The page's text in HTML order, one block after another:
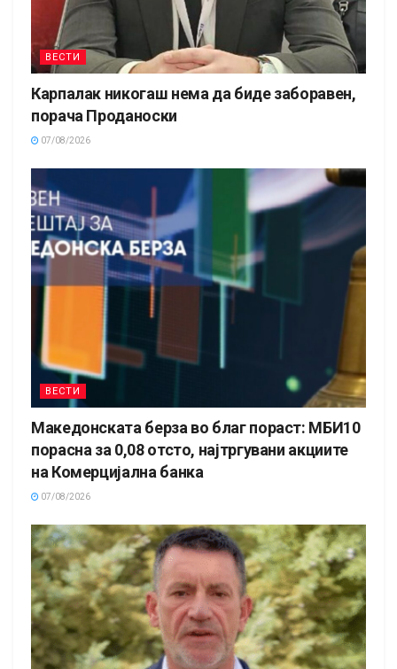
ВЕСТИ
Карпалак никогаш нема да биде заборавен,
порача Проданоски
07/08/2026
ВЕСТИ
Македонската берза во благ пораст: МБИ10
порасна за 0,08 отсто, најтргувани акциите
на Комерцијална банка
07/08/2026